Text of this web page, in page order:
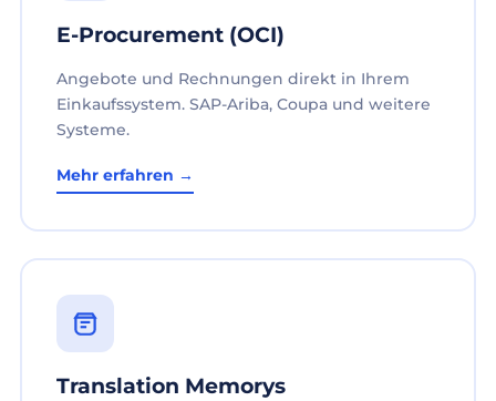
E-Procurement (OCI)
Angebote und Rechnungen direkt in Ihrem
Einkaufssystem. SAP-Ariba, Coupa und weitere
Systeme.
Mehr erfahren →
Translation Memorys